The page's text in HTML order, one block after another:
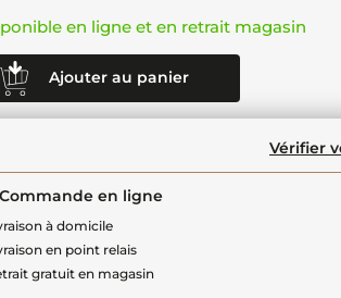
en ligne et en retrait magasin
Ajouter au panier
Vérifier
Commande en ligne
à domicile
en point relais
gratuit en magasin